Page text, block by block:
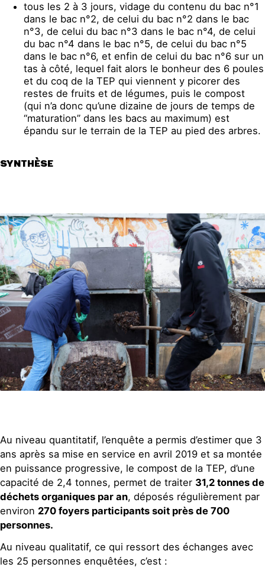
tous les 2 à 3 jours, vidage du contenu du bac n°1
dans le bac n°2, de celui du bac n°2 dans le bac
n°3, de celui du bac n°3 dans le bac n°4, de celui
du bac n°4 dans le bac n°5, de celui du bac n°5
dans le bac n°6, et enfin de celui du bac n°6 sur un
tas à côté, lequel fait alors le bonheur des 6 poules
et du coq de la TEP qui viennent y picorer des
restes de fruits et de légumes, puis le compost
(qui n’a donc qu’une dizaine de jours de temps de
“maturation” dans les bacs au maximum) est
épandu sur le terrain de la TEP au pied des arbres.
SYNTHÈSE
Au niveau quantitatif, l’enquête a permis d’estimer que 3
ans après sa mise en service en avril 2019 et sa montée
en puissance progressive, le compost de la TEP, d’une
capacité de 2,4 tonnes, permet de traiter 31,2 tonnes de
déchets organiques par an, déposés régulièrement par
environ 270 foyers participants soit près de 700
personnes.
Au niveau qualitatif, ce qui ressort des échanges avec
les 25 personnes enquêtées, c’est :